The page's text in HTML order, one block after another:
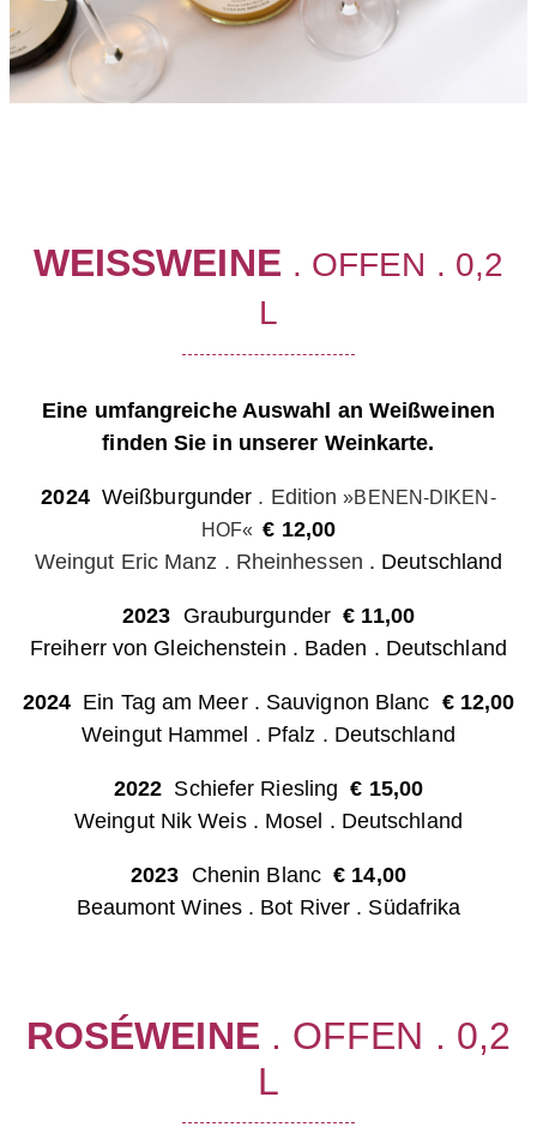
WEISSWEINE . OFFEN . 0,2
L
Eine umfangreiche Auswahl an Weißweinen
finden Sie in unserer Weinkarte.
2024Weißburgunder . Edition»BENEN-DIKEN-
HOF« € 12,00
Weingut Eric Manz . Rheinhessen . Deutschland
2023 Grauburgunder € 11,00
Freiherr von Gleichenstein . Baden . Deutschland
2024Ein Tag am Meer . Sauvignon Blanc € 12,00
Weingut Hammel . Pfalz . Deutschland
2022 Schiefer Riesling€ 15,00
Weingut Nik Weis . Mosel . Deutschland
2023 Chenin Blanc€ 14,00
Beaumont Wines . Bot River . Südafrika
ROSÉWEINE . OFFEN . 0,2
L